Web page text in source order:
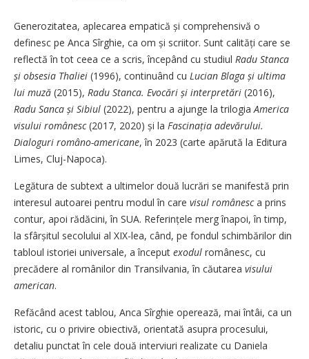
Generozitatea, aplecarea empatică și comprehensivă o
definesc pe Anca Sîrghie, ca om și scriitor. Sunt calități care se
reflectă în tot ceea ce a scris, începând cu studiul Radu Stanca
și obsesia Thaliei (1996), continuând cu Lucian Blaga și ultima
lui muză (2015), Radu Stanca. Evocări și interpretări (2016),
Radu Sanca și Sibiul (2022), pentru a ajunge la trilogia America
visului românesc(2017, 2020) și la Fascinația adevărului.
Dialoguri româno-americane, în 2023 (carte apărută la Editura
Limes, Cluj-Napoca).
Legătura de subtext a ultimelor două lucrări se manifestă prin
interesul autoarei pentru modul în care visul românesca prins
contur, apoi rădăcini, în SUA. Referințele merg înapoi, în timp,
la sfârșitul secolului al XIX-lea, când, pe fondul schimbărilor din
tabloul istoriei universale, a început exodul românesc, cu
precădere al românilor din Transilvania, în căutarea visului
american.
Refăcând acest tablou, Anca Sîrghie operează, mai întâi, ca un
istoric, cu o privire obiectivă, orientată asupra procesului,
detaliu punctat în cele două interviuri realizate cu Daniela